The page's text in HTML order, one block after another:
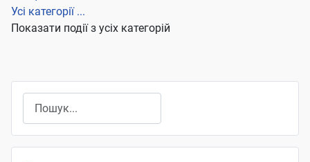
Усі категорії ...
Показати події з усіх категорій